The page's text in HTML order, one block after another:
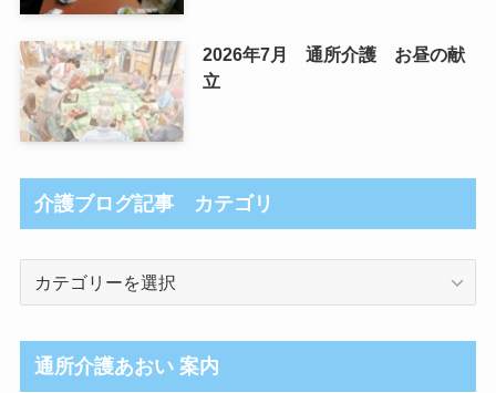
2026年7月 通所介護 お昼の献
立
介護ブログ記事 カテゴリ
ロ
グ
通所介護あおい 案内